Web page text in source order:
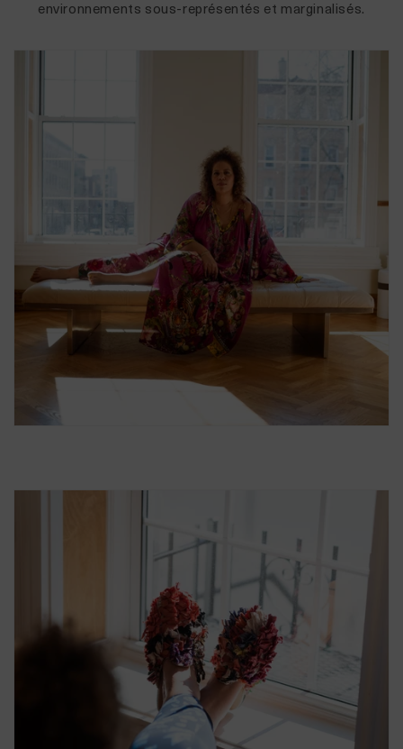
environnements sous-représentés et marginalisés.